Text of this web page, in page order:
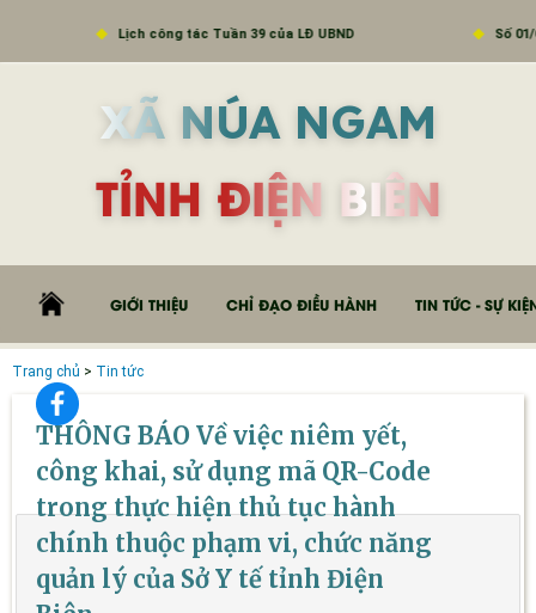
Lịch công tác Tuần 39 của LĐ UBND Số 01/
XÃ NÚA NGAM
TỈNH ĐIỆN BIÊN
GIỚI THIỆU CHỈ ĐẠO ĐIỀU HÀNH TIN TỨC - SỰ
Trang chủ > Tin tức
THÔNG BÁO Về việc niêm yết,
công khai, sử dụng mã QR-Code
trong thực hiện thủ tục hành
chính thuộc phạm vi, chức năng
quản lý của Sở Y tế tỉnh Điện